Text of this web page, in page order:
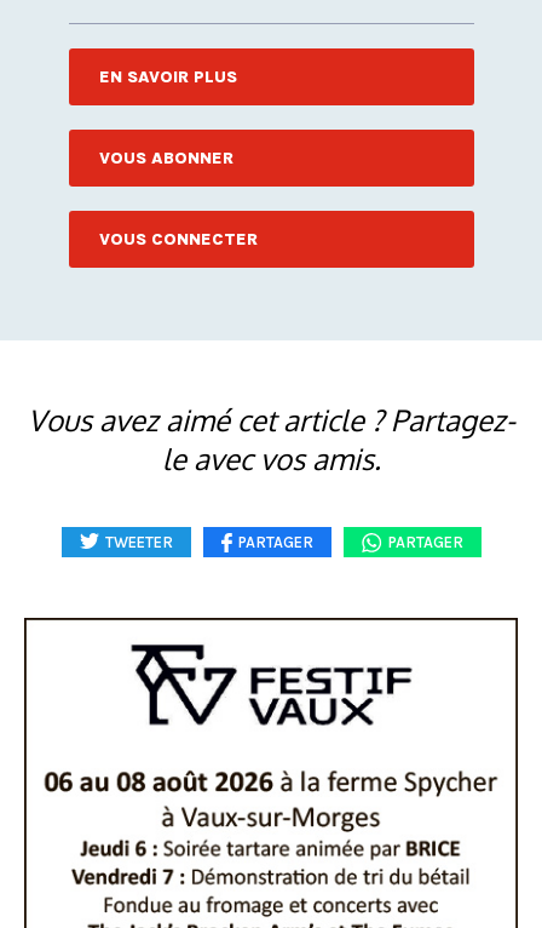
EN SAVOIR PLUS
VOUS ABONNER
VOUS CONNECTER
Vous avez aimé cet article ? Partagez-
le avec vos amis.
TWEETER PARTAGER PARTAGER